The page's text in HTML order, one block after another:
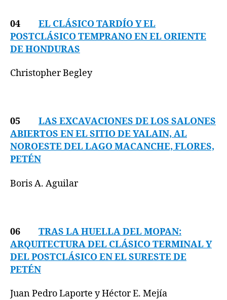
04 EL CLÁSICO TARDÍO Y EL
POSTCLÁSICO TEMPRANO EN EL ORIENTE
DE HONDURAS
Christopher Begley
05 LAS EXCAVACIONES DE LOS SALONES
ABIERTOS EN EL SITIO DE YALAIN, AL
NOROESTE DEL LAGO MACANCHE, FLORES,
PETÉN
Boris A. Aguilar
06 TRAS LA HUELLA DEL MOPAN:
ARQUITECTURA DEL CLÁSICO TERMINAL Y
DEL POSTCLÁSICO EN EL SURESTE DE
PETÉN
Juan Pedro Laporte y Héctor E. Mejía